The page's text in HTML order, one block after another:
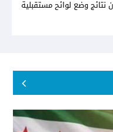
2» دون نتائج وضع لوائح مستقبلية